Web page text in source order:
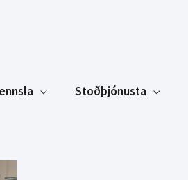
Stoðþjónusta